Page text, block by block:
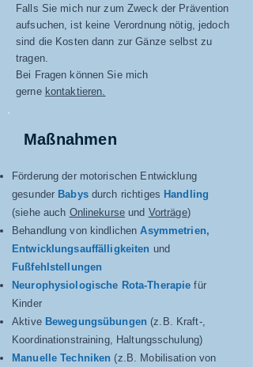
Falls Sie mich nur zum Zweck der Prävention
aufsuchen, ist keine Verordnung nötig, jedoch
sind die Kosten dann zur Gänze selbst zu
tragen.
Bei Fragen können Sie mich
gerne kontaktieren.
​Maßnahmen
Förderung der motorischen Entwicklung
gesunder Babysdurch richtiges Handling
(siehe auch Onlinekurse und Vorträge)
Behandlung von kindlichenAsymmetrien,
Entwicklungsauffälligkeiten und
Fußfehlstellungen
Neurophysiologische Rota-Therapie für
Kinder
Aktive Bewegungsübungen (z.B. Kraft-,
Koordinationstraining, Haltungsschulung)
Manuelle Techniken (z.B. Mobilisation von